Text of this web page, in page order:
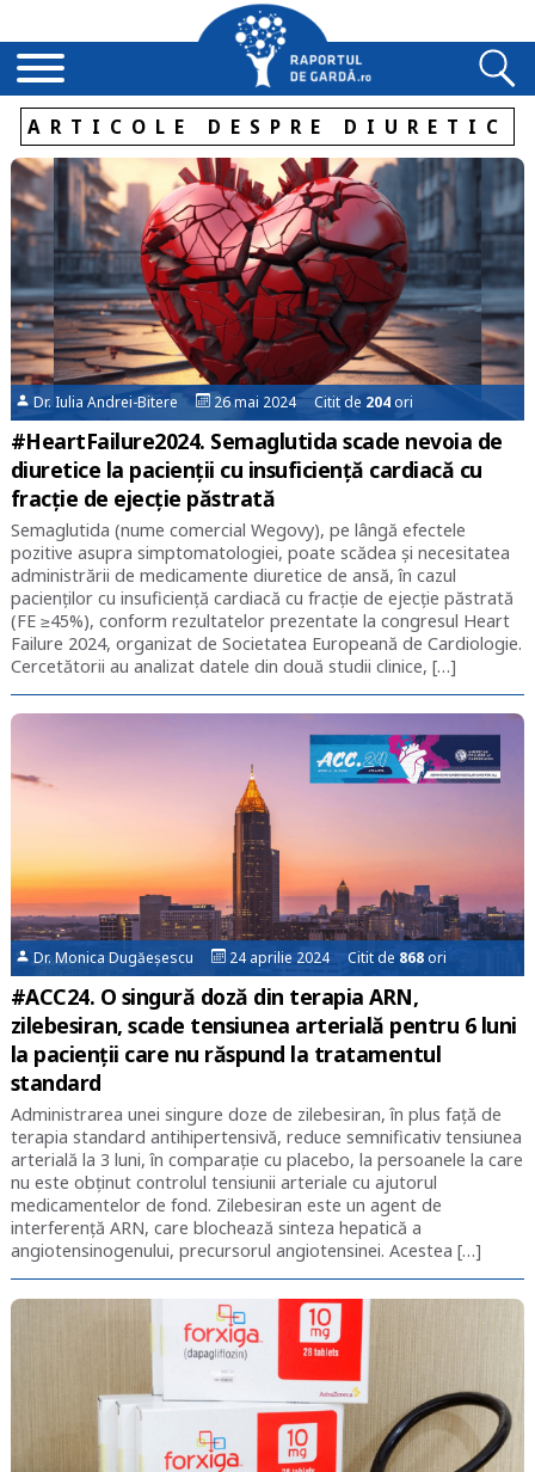
ARTICOLE DESPRE DIURETIC
Dr. Iulia Andrei-Bitere 26 mai 2024 Citit de 204ori
#HeartFailure2024. Semaglutida scade nevoia de
diuretice la pacienții cu insuficiență cardiacă cu
fracție de ejecție păstrată
Semaglutida (nume comercial Wegovy), pe lângă efectele
pozitive asupra simptomatologiei, poate scădea și necesitatea
administrării de medicamente diuretice de ansă, în cazul
pacienților cu insuficiență cardiacă cu fracție de ejecție păstrată
(FE ≥45%), conform rezultatelor prezentate la congresul Heart
Failure 2024, organizat de Societatea Europeană de Cardiologie.
Cercetătorii au analizat datele din două studii clinice, […]
Dr. Monica Dugăeșescu 24 aprilie 2024 Citit de 868ori
#ACC24. O singură doză din terapia ARN,
zilebesiran, scade tensiunea arterială pentru 6 luni
la pacienții care nu răspund la tratamentul
standard
Administrarea unei singure doze de zilebesiran, în plus faţă de
terapia standard antihipertensivă, reduce semnificativ tensiunea
arterială la 3 luni, în comparație cu placebo, la persoanele la care
nu este obţinut controlul tensiunii arteriale cu ajutorul
medicamentelor de fond. Zilebesiran este un agent de
interferență ARN, care blochează sinteza hepatică a
angiotensinogenului, precursorul angiotensinei. Acestea […]